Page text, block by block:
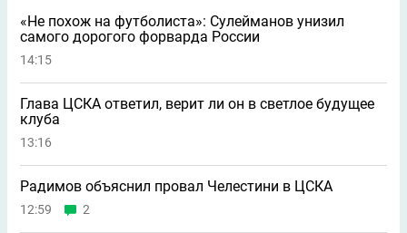
«Не похож на футболиста»: Сулейманов унизил
самого дорогого форварда России
14:15
Глава ЦСКА ответил, верит ли он в светлое будущее
клуба
13:16
Радимов объяснил провал Челестини в ЦСКА
12:59 2